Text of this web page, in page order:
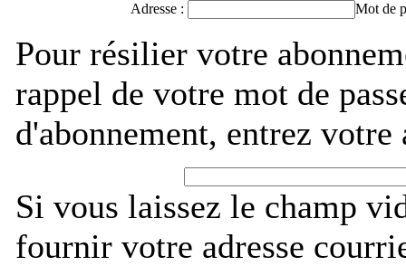
Adresse : Mot de
Pour résilier votre
rappel de votre mot de
d'abonnement, entrez
Si vous laissez le champ
fournir votre adresse